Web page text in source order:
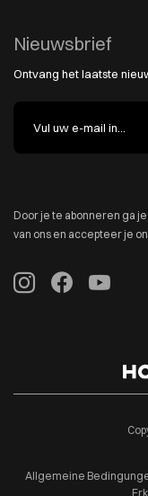
Nieuwsbrief
Ontvang het laatste
Door je te abonneren ga
van ons en accepteer je
Allgemeine